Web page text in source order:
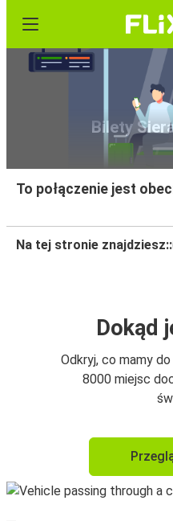
Bilety
To połączenie jest
Na tej stronie znajdziesz::
Dokąd
Odkryj, co mamy
8000 miejsc